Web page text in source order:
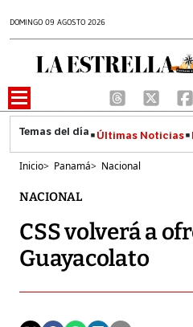
DOMINGO 09 AGOSTO 2026
Últimas Noticias
Inicio> Panamá> Nacional
NACIONAL
CSS volverá a
Guayacolato